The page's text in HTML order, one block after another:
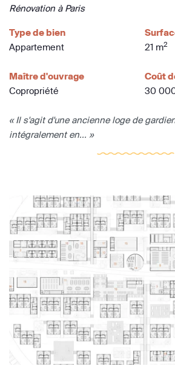
Rénovation à Paris
Type de bien
Appartement
21 m2
Maître d'ouvrage
Copropriété
Coût
30
« Il s'agit d'une ancienne loge de
intégralement en... »